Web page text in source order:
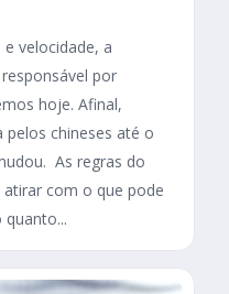
velocidade, a
por
hoje. Afinal,
pelos chineses até o
As regras do
com o que pode